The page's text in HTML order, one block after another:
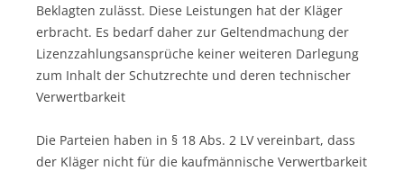
Beklagten zulässt. Diese Leistungen hat der Kläger
erbracht. Es bedarf daher zur Geltendmachung der
Lizenzzahlungsansprüche keiner weiteren Darlegung
zum Inhalt der Schutzrechte und deren technischer
Verwertbarkeit
Die Parteien haben in § 18 Abs. 2 LV vereinbart, dass
der Kläger nicht für die kaufmännische Verwertbarkeit